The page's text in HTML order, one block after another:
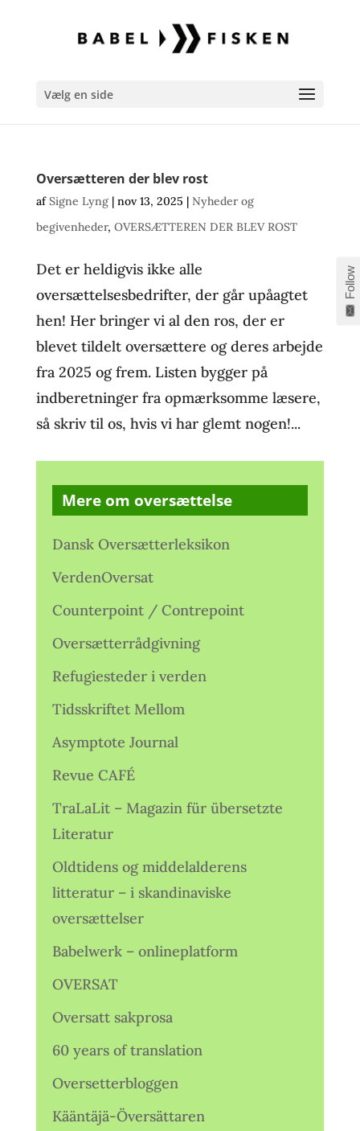
Vælg en side
Oversætteren der blev rost
afSigne Lyng| nov 13, 2025 | Nyheder og
begivenheder, OVERSÆTTEREN DER BLEV ROST
Det er heldigvis ikke alle
oversættelsesbedrifter, der går upåagtet
hen! Her bringer vi al den ros, der er
blevet tildelt oversættere og deres arbejde
fra 2025 og frem. Listen bygger på
indberetninger fra opmærksomme læsere,
så skriv til os, hvis vi har glemt nogen!...
Mere om oversættelse
Dansk Oversætterleksikon
VerdenOversat
Counterpoint / Contrepoint
Oversætterrådgivning
Refugiesteder i verden
Tidsskriftet Mellom
Asymptote Journal
Revue CAFÉ
TraLaLit – Magazin für übersetzte
Literatur
Oldtidens og middelalderens
litteratur – i skandinaviske
oversættelser
Babelwerk – onlineplatform
OVERSAT
Oversatt sakprosa
60 years of translation
Oversetterbloggen
Kääntäjä-Översättaren
Follow